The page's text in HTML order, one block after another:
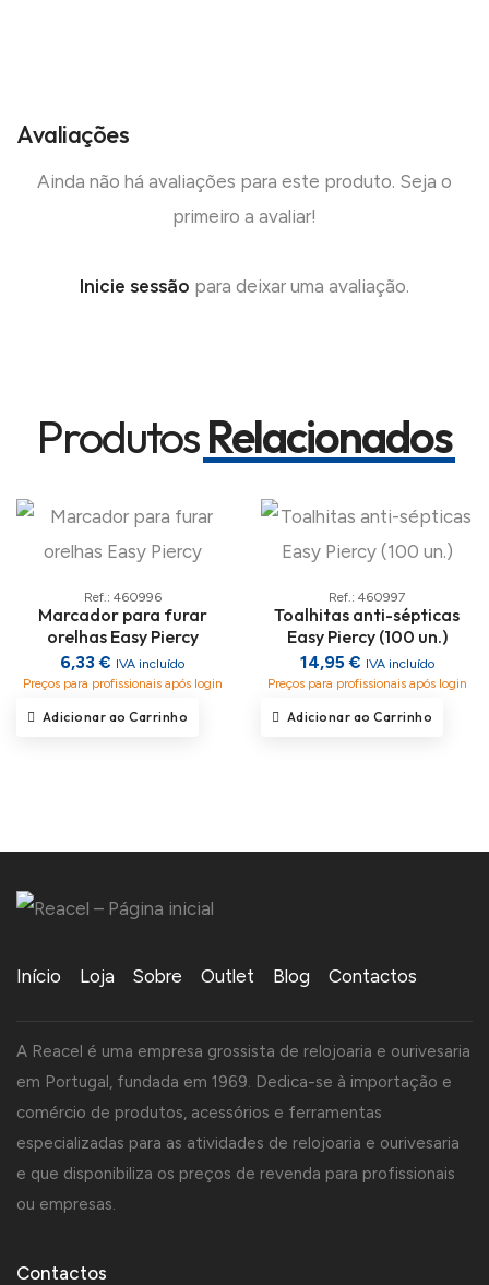
Avaliações
Ainda não há avaliações para este produto. Seja o
primeiro a avaliar!
Inicie sessão para deixar uma avaliação.
ProdutosRelacionados
Ref.: 460996
Marcador para furar
orelhas Easy Piercy
6,33 € IVA incluído
Preços para profissionais após login
Adicionar ao Carrinho
Ref.: 460997
Toalhitas anti-sépticas
Easy Piercy (100 un.)
14,95 € IVA incluído
Preços para profissionais após login
Adicionar ao Carrinho
Início Loja Sobre Outlet Blog Contactos
A Reacel é uma empresa grossista de relojoaria e ourivesaria
em Portugal, fundada em 1969. Dedica-se à importação e
comércio de produtos, acessórios e ferramentas
especializadas para as atividades de relojoaria e ourivesaria
e que disponibiliza os preços de revenda para profissionais
ou empresas.
Contactos